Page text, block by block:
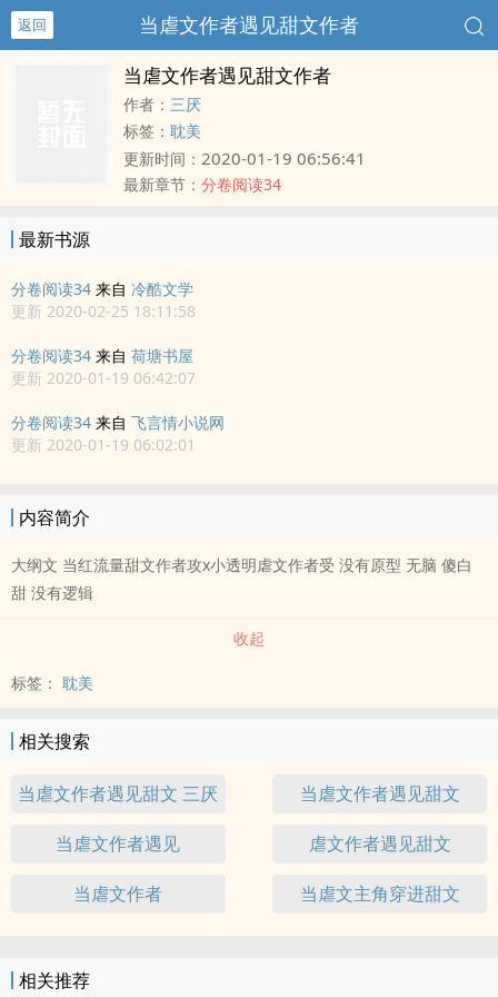
返回 当虐文作者遇见甜文作者
当虐文作者遇见甜文作者
作者： 三厌
标签： 耽美
更新时间： 2020-01-19 06:56:41
最新章节： 分卷阅读34
最新书源
分卷阅读34 来自 冷酷文学
更新 2020-02-25 18:11:58
分卷阅读34 来自 荷塘书屋
更新 2020-01-19 06:42:07
分卷阅读34 来自 飞言情小说网
更新 2020-01-19 06:02:01
内容简介
大纲文 当红流量甜文作者攻x小透明虐文作者受 没有原型 无脑 傻白
甜 没有逻辑
收起
标签： 耽美
相关搜索
当虐文作者遇见甜文 三厌 当虐文作者遇见甜文
当虐文作者遇见 虐文作者遇见甜文
当虐文作者 当虐文主角穿进甜文
相关推荐